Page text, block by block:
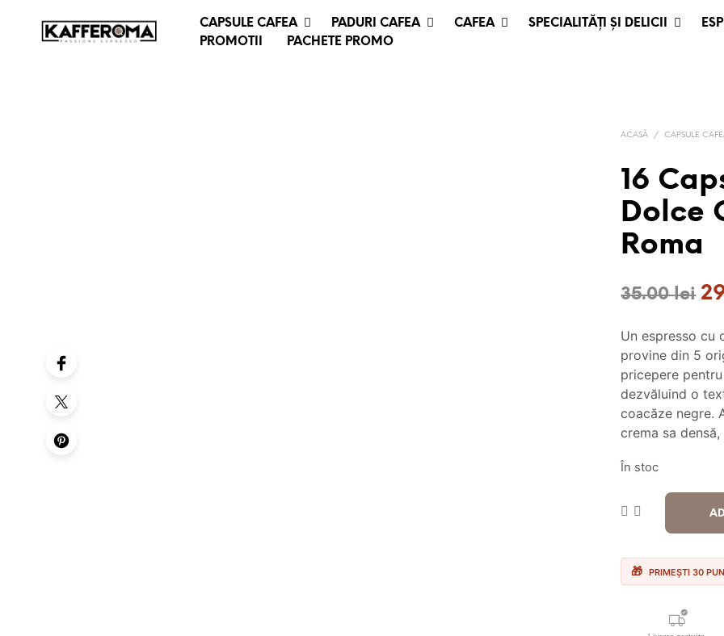
CAPSULE CAFEA PADURI CAFEA CAFEA SPECIALITĂȚI ȘI DELICII
PROMOTII
PACHETE PROMO
ACASĂ / CAPSULE
16
Dolce
Roma
35.00lei
a
Un espresso cu
provine din 5
pricepere
dezvăluind o
coacăze negre.
crema sa
În stoc
PRIMEȘTI 30